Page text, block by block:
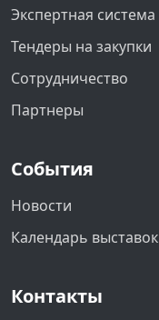
Экспертная система
Тендеры на закупки
Сотрудничество
Партнеры
События
Новости
Календарь выставок
Контакты